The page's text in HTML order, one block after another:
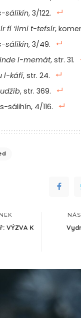
sálikín, 3/122.
fí ‘ilmi t-tefsír,
sálikín, 3/49.
l-memát, str. 31.
l-káfí, str. 24.
, str. 369.
sálihín, 4/116.
VÝZVA K